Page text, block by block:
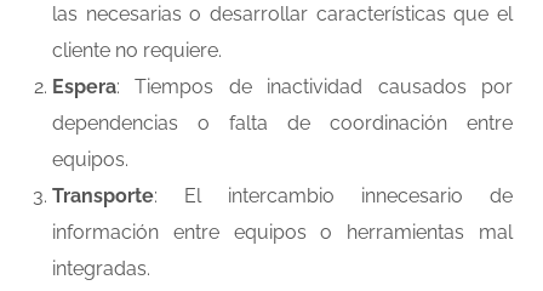
las necesarias o desarrollar características que el
cliente no requiere.
Espera: Tiempos de inactividad causados por
dependencias o falta de coordinación entre
equipos.
Transporte: El intercambio innecesario de
información entre equipos o herramientas mal
integradas.